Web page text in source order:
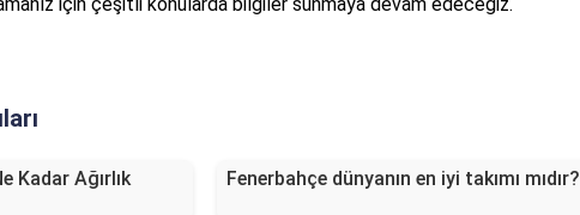
Kadar Ağırlık
Fenerbahçe dünyanın en iyi takımı mıdır?